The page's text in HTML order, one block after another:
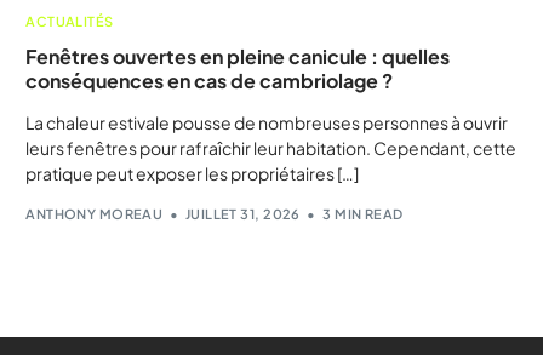
ACTUALITÉS
Fenêtres ouvertes en pleine canicule : quelles
conséquences en cas de cambriolage ?
La chaleur estivale pousse de nombreuses personnes à ouvrir
leurs fenêtres pour rafraîchir leur habitation. Cependant, cette
pratique peut exposer les propriétaires […]
ANTHONY MOREAU JUILLET 31, 2026 3 MIN READ